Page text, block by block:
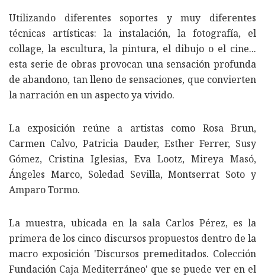
Utilizando diferentes soportes y muy diferentes
técnicas artísticas: la instalación, la fotografía, el
collage, la escultura, la pintura, el dibujo o el cine...
esta serie de obras provocan una sensación profunda
de abandono, tan lleno de sensaciones, que convierten
la narración en un aspecto ya vivido.
La exposición reúne a artistas como Rosa Brun,
Carmen Calvo, Patricia Dauder, Esther Ferrer, Susy
Gómez, Cristina Iglesias, Eva Lootz, Mireya Masó,
Ángeles Marco, Soledad Sevilla, Montserrat Soto y
Amparo Tormo.
La muestra, ubicada en la sala Carlos Pérez, es la
primera de los cinco discursos propuestos dentro de la
macro exposición 'Discursos premeditados. Colección
Fundación Caja Mediterráneo' que se puede ver en el